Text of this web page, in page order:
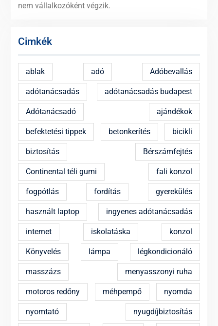
nem vállalkozóként végzik.
Cimkék
ablak adó Adóbevallás
adótanácsadás adótanácsadás budapest
Adótanácsadó ajándékok
befektetési tippek betonkerítés bicikli
biztosítás Bérszámfejtés
Continental téli gumi fali konzol
fogpótlás fordítás gyerekülés
használt laptop ingyenes adótanácsadás
internet iskolatáska konzol
Könyvelés lámpa légkondicionáló
masszázs menyasszonyi ruha
motoros redőny méhpempő nyomda
nyomtató nyugdíjbiztosítás